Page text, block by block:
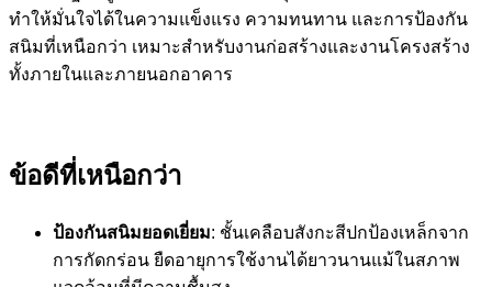
ทำให้มั่นใจได้ในความแข็งแรง ความทนทาน และการป้องกัน
สนิมที่เหนือกว่า เหมาะสำหรับงานก่อสร้างและงานโครงสร้าง
ทั้งภายในและภายนอกอาคาร
ข้อดีที่เหนือกว่า
ป้องกันสนิมยอดเยี่ยม: ชั้นเคลือบสังกะสีปกป้องเหล็กจาก
การกัดกร่อน ยืดอายุการใช้งานได้ยาวนานแม้ในสภาพ